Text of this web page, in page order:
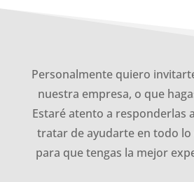
Personalmente quiero
nuestra empresa, o que
Estaré atento a responderlas
tratar de ayudarte en todo lo
para que tengas la mejor